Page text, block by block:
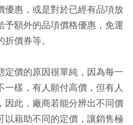
優惠，或是對於已經有品項放
予額外的品項價格優惠，免運
價券等。
定價的原因很單純，因為每一
一樣，有人願付高價，但有人
因此，廠商若能分辨出不同價
以藉助不同的定價，讓銷售極